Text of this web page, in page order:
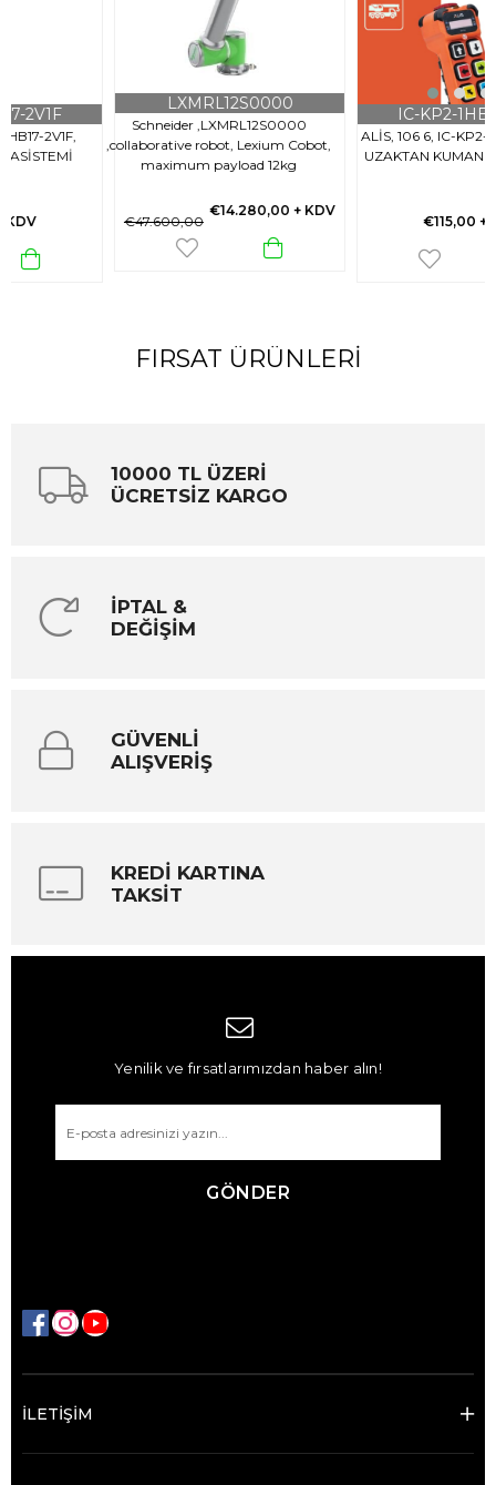
Schneider ,LXMRL12S0000
,collaborative robot, Lexium Cobot,
maximum payload 12kg
LXMRL12S0000
+ KDV
ALİS, 106 6, IC-KP2-1HB17-2V1F,
UZAKTAN KUMANDASİSTEMİ
IC-KP2-1HB17-2V1F
+ KDV
FIRSAT ÜRÜNLERI
10000 TL ÜZERİ
ÜCRETSİZ KARGO
İPTAL &
DEĞİŞİM
GÜVENLİ
ALIŞVERİŞ
KREDİ KARTINA
TAKSİT
Yenilik ve fırsatlarımızdan haber alın!
GÖNDER
İLETİŞİM